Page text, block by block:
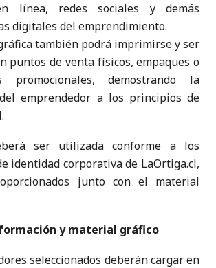
línea, redes sociales y demás
digitales del emprendimiento.
también podrá imprimirse y ser
puntos de venta físicos, empaques o
promocionales, demostrando la
emprendedor a los principios de
ser utilizada conforme a los
identidad corporativa de LaOrtiga.cl,
junto con el material
y material gráfico
seleccionados deberán cargar en